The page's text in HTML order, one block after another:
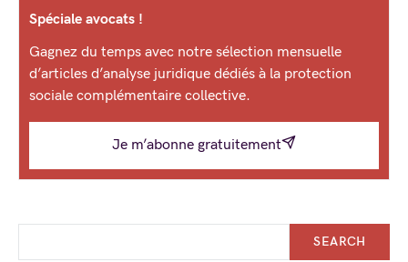
Spéciale avocats !
Gagnez du temps avec notre sélection mensuelle
d’articles d’analyse juridique dédiés à la protection
sociale complémentaire collective.
Je m’abonne gratuitement
SEARCH